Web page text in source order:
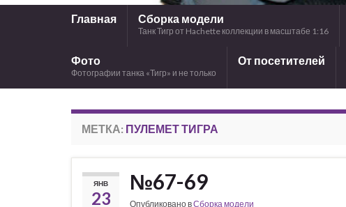
Главная Сборка модели
Танк Тигр от Hachette коллекции в масштабе 1:16
Фото
Фотографии танка «Тигр» и не только
От посетителей
МЕТКА: ПУЛЕМЕТ ТИГРА
ЯНВ
23
№67-69
Опубликовано вСборка модели